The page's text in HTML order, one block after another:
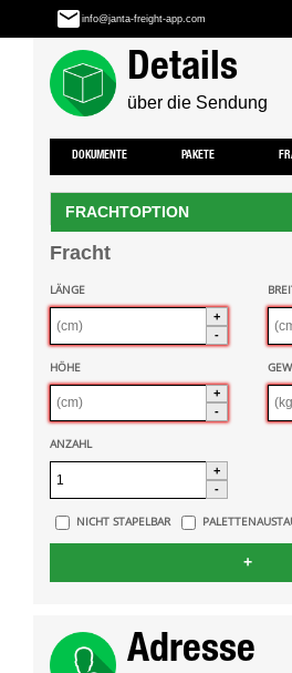
info@janta-freight-app.com
Details
über die Sendung
DOKUMENTE PAKETE
FRACHTOPTION
Fracht
LÄNGE
+
-
HÖHE
+
-
ANZAHL
+
-
NICHT STAPELBAR
+
Adresse